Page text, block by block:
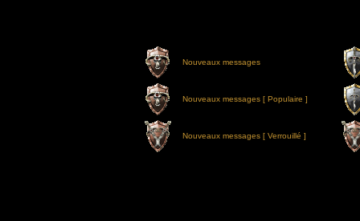
Nouveaux messages
Nouveaux messages [ Populaire ]
Nouveaux messages [ Verrouillé ]